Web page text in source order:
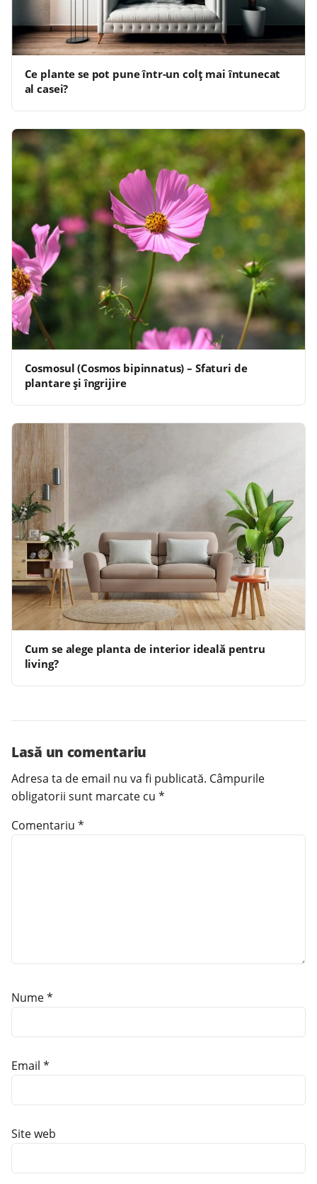
Ce plante se pot pune într-un colț mai întunecat
al casei?
Cosmosul (Cosmos bipinnatus) – Sfaturi de
plantare și îngrijire
Cum se alege planta de interior ideală pentru
living?
Lasă un comentariu
Adresa ta de email nu va fi publicată. Câmpurile
obligatorii sunt marcate cu *
Comentariu *
Nume*
Email *
Site web